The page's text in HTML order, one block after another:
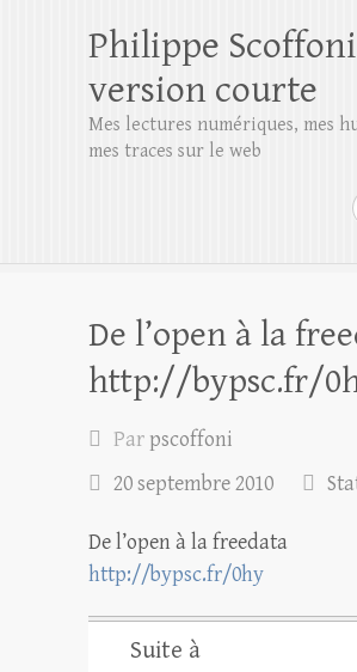
Philippe
version courte
Mes lectures numériques, mes
mes traces sur le web
De l’open à la
http://bypsc.fr/
Par pscoffoni
20 septembre 2010
De l’open à la freedata
http://bypsc.fr/0hy
Suite à